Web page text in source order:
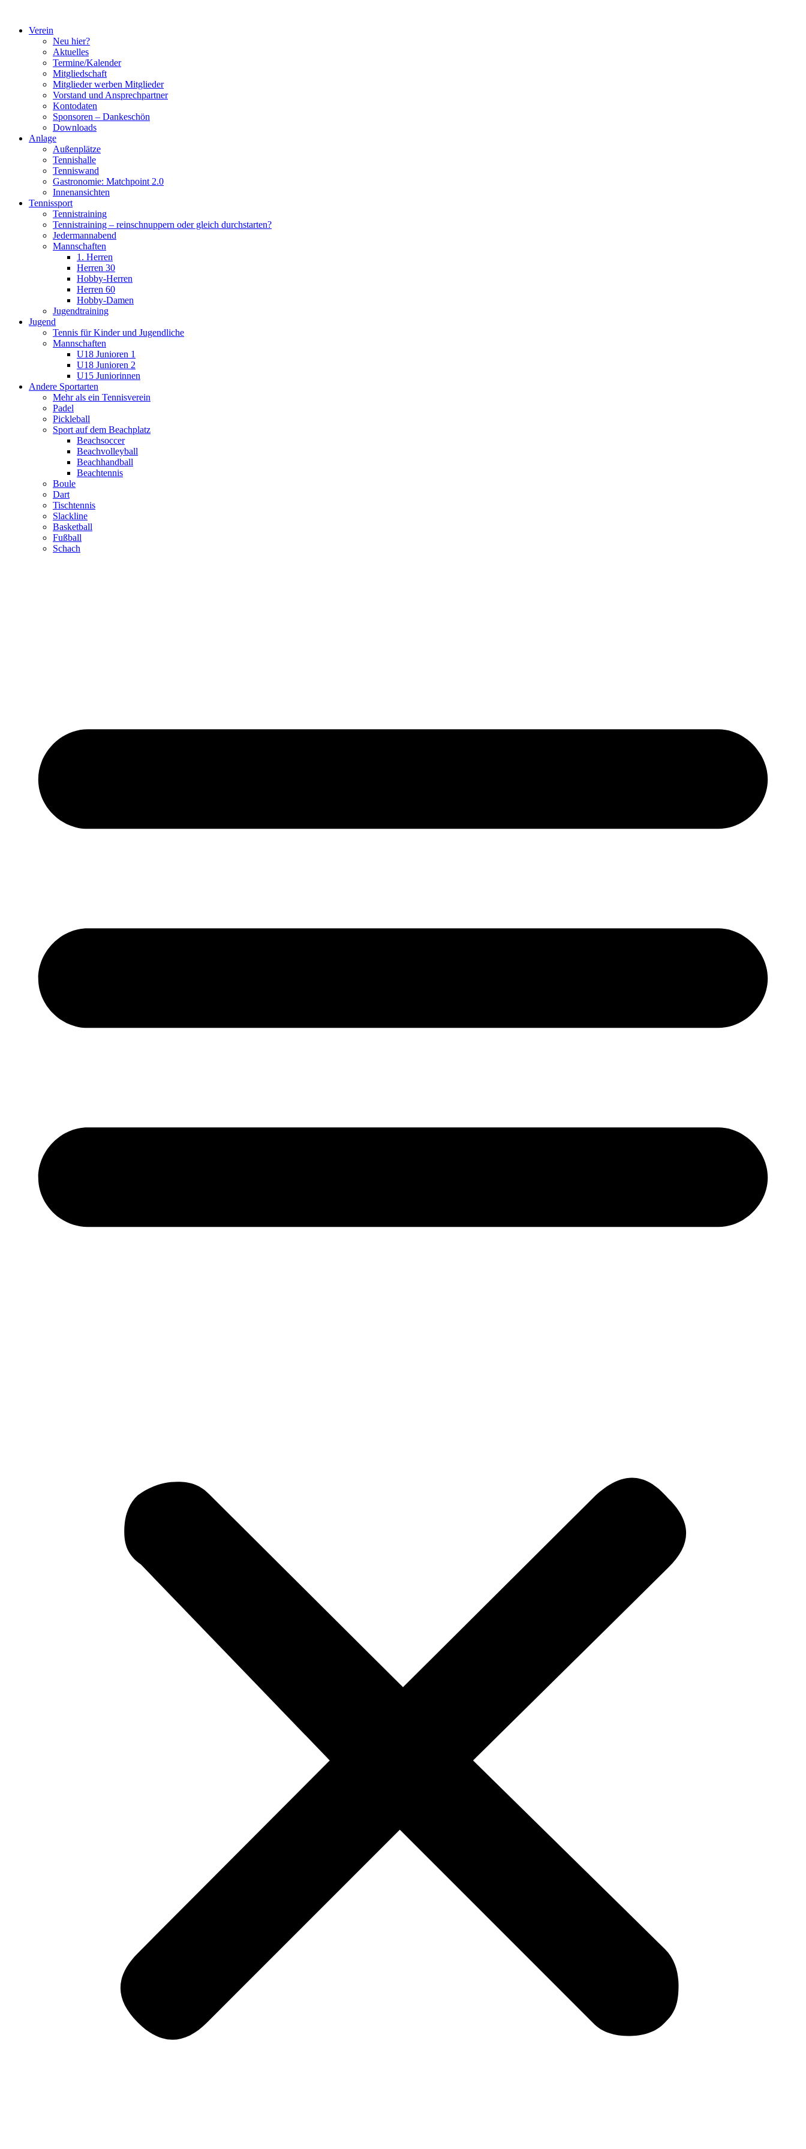
springenVerein
Neu hier?
Aktuelles
Termine/Kalender
Mitgliedschaft
Mitglieder werben Mitglieder
Vorstand und Ansprechpartner
Kontodaten
Sponsoren – Dankeschön
Downloads
Anlage
Außenplätze
Tennishalle
Tenniswand
Gastronomie: Matchpoint 2.0
Innenansichten
Tennissport
Tennistraining
Tennistraining – reinschnuppern oder gleich durchstarten?
Jedermannabend
Mannschaften
1. Herren
Herren 30
Hobby-Herren
Herren 60
Hobby-Damen
Jugendtraining
Jugend
Tennis für Kinder und Jugendliche
Mannschaften
U18 Junioren 1
U18 Junioren 2
U15 Juniorinnen
Andere Sportarten
Mehr als ein Tennisverein
Padel
Pickleball
Sport auf dem Beachplatz
Beachsoccer
Beachvolleyball
Beachhandball
Beachtennis
Boule
Dart
Tischtennis
Slackline
Basketball
Fußball
Schach